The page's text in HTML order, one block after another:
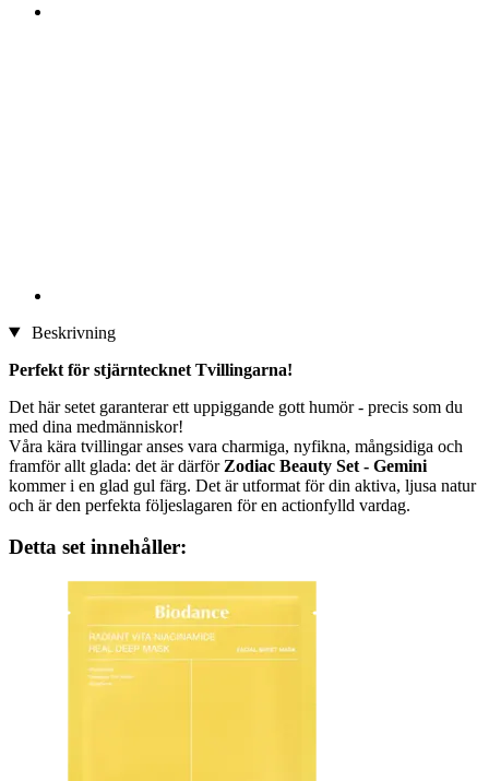
Beskrivning
Perfekt för stjärntecknet Tvillingarna!
Det här setet garanterar ett uppiggande gott humör - precis som du
med dina medmänniskor!
Våra kära tvillingar anses vara charmiga, nyfikna, mångsidiga och
framför allt glada: det är därför Zodiac Beauty Set - Gemini
kommer i en glad gul färg. Det är utformat för din aktiva, ljusa natur
och är den perfekta följeslagaren för en actionfylld vardag.
Detta set innehåller: